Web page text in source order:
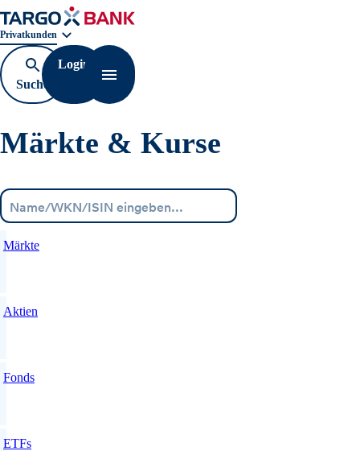
Geschäftsbereichnavigation. Aktuelle Auswahl:
Privatkunden
Suche
öffnen
Login
Navigation öffnen
Märkte & Kurse
Märkte
Aktien
Fonds
ETFs